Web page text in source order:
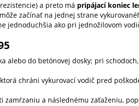
a preto má pripájací koniec
začínať na jednej strane
jednoduchšia ako pri jednožilovom
alebo do betónovej dosky; pri
chráni vykurovací vodič pred
zamŕzaniu a následnému zaťaženiu,